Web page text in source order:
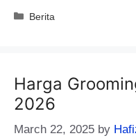
Categories
Berita
Harga
2026
March 22, 2025 by